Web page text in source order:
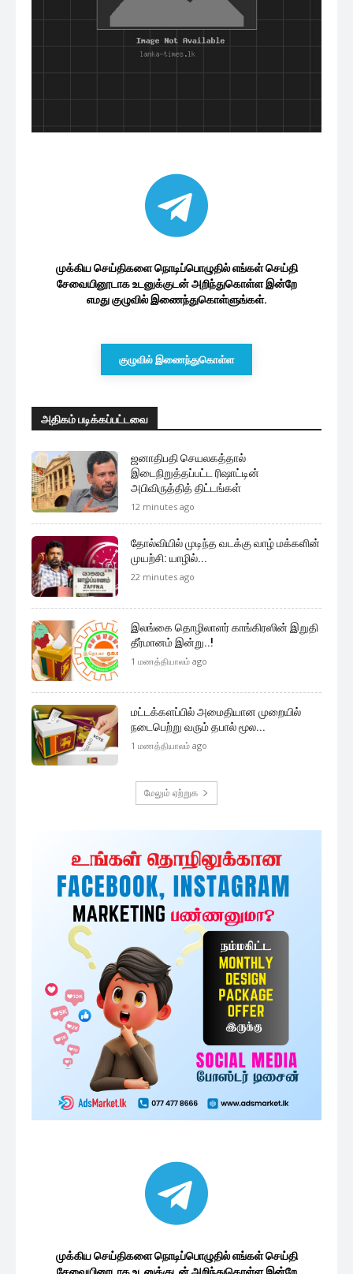
முக்கிய செய்திகளை நொடிப்பொழுதில் எங்கள் செய்தி
சேவையினூடாக உடனுக்குடன் அறிந்துகொள்ள இன்றே
எமது குழுவில் இணைந்துகொள்ளுங்கள்.
குழுவில் இணைந்துகொள்ள
அதிகம் படிக்கப்பட்டவை
ஜனாதிபதி செயலகத்தால்
இடைநிறுத்தப்பட்ட ரிஷாட்டின்
அபிவிருத்தித் திட்டங்கள்
12 minutes ago
தோல்வியில் முடிந்த வடக்கு வாழ் மக்களின்
முயற்சி: யாழில்...
22 minutes ago
இலங்கை தொழிலாளர் காங்கிரஸின் இறுதி
தீர்மானம் இன்று..!
1 மணத்தியாலம் ago
மட்டக்களப்பில் அமைதியான முறையில்
நடைபெற்று வரும் தபால் மூல...
1 மணத்தியாலம் ago
மேலும் ஏற்றுக
முக்கிய செய்திகளை நொடிப்பொழுதில் எங்கள் செய்தி